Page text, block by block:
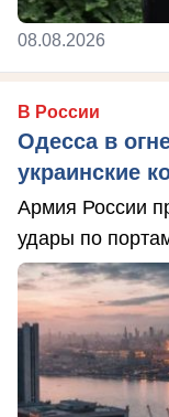
08.08.2026
В России
Одесса в
украинские
Армия России
удары по